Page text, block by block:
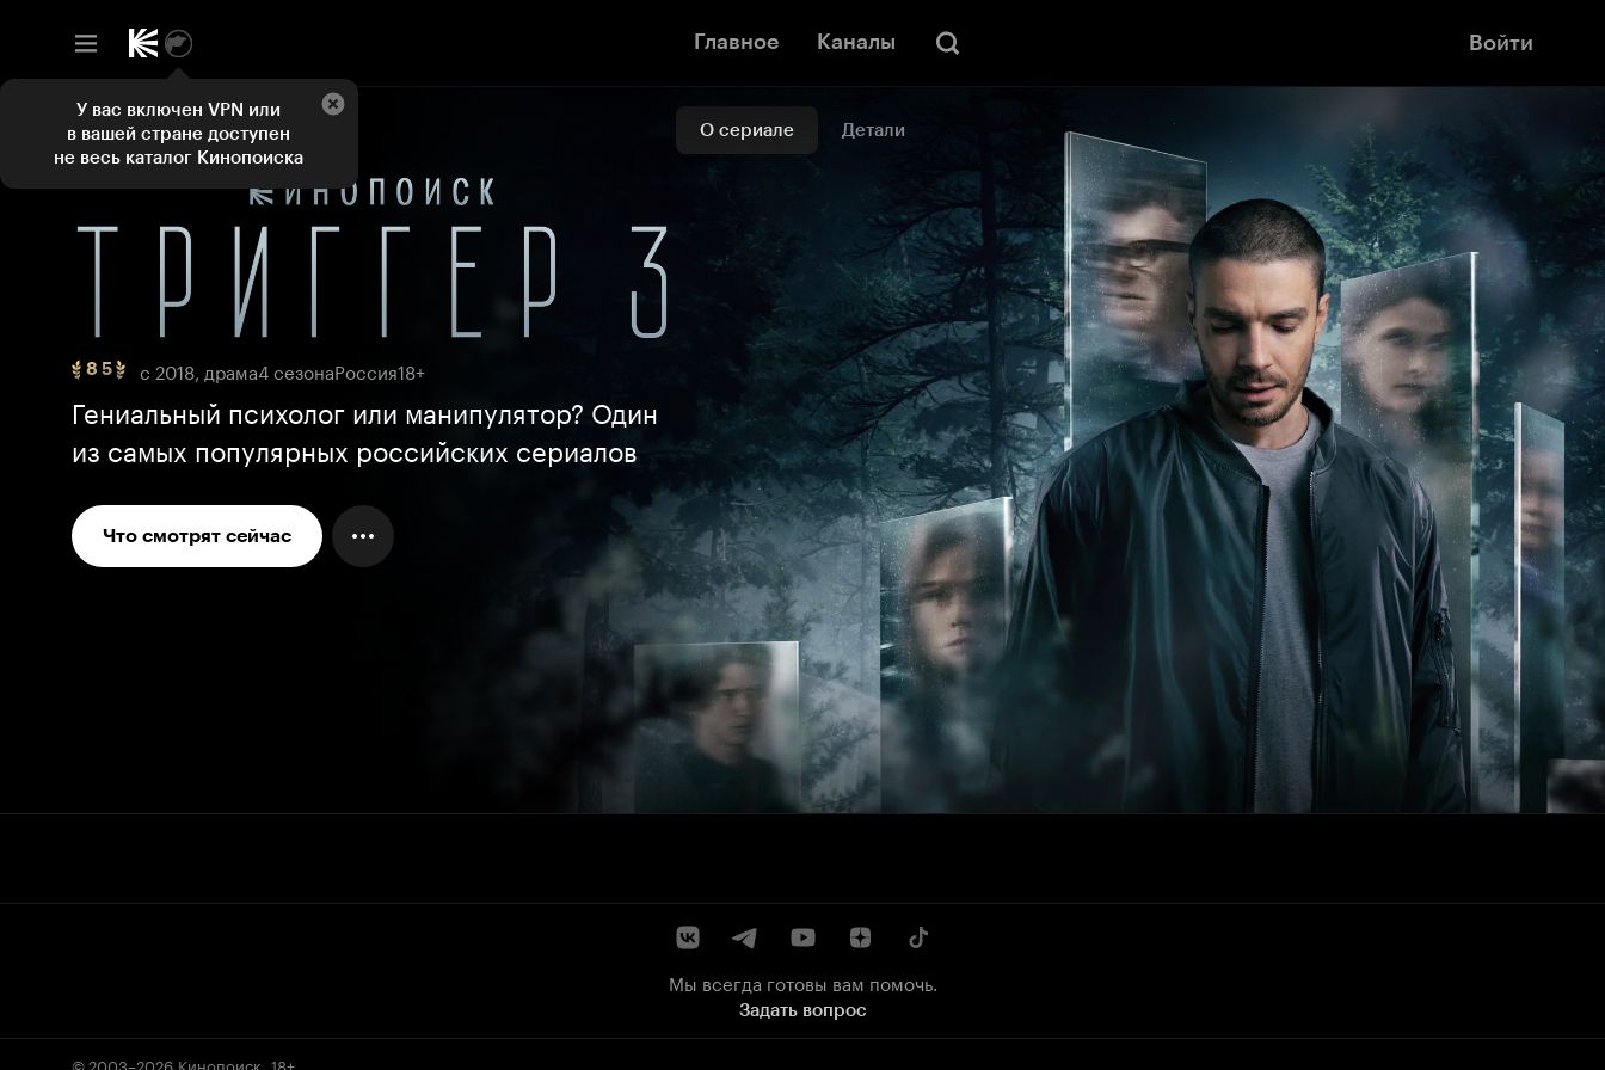
Главное Каналы Войти
О сериале Детали
8 5
Рейтинг
5,
250
с 2018, драма4 сезонаРоссия18+
Гениальный психолог или манипулятор? Один
из самых популярных российских сериалов
Что смотрят сейчас
Мы всегда готовы вам помочь.
Задать вопрос
© 2003–2026 Кинопоиск 18+
У вас включен VPN или
в вашей стране доступен
не весь каталог Кинопоиска